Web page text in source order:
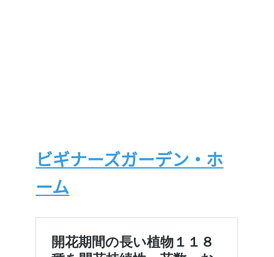
ビギナーズガーデン・ホ
ーム